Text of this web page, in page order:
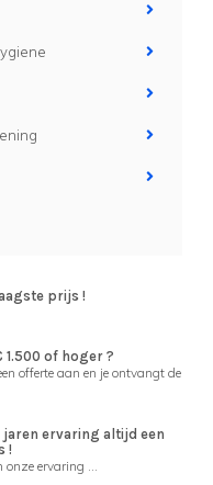
prijs !
1.500 of hoger ?
offerte aan en je ontvangt de
ervaring altijd een
!
onze ervaring ...